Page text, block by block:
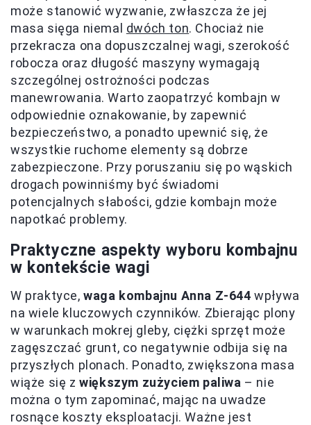
może stanowić wyzwanie, zwłaszcza że jej
masa sięga niemal dwóch ton. Chociaż nie
przekracza ona dopuszczalnej wagi, szerokość
robocza oraz długość maszyny wymagają
szczególnej ostrożności podczas
manewrowania. Warto zaopatrzyć kombajn w
odpowiednie oznakowanie, by zapewnić
bezpieczeństwo, a ponadto upewnić się, że
wszystkie ruchome elementy są dobrze
zabezpieczone. Przy poruszaniu się po wąskich
drogach powinniśmy być świadomi
potencjalnych słabości, gdzie kombajn może
napotkać problemy.
Praktyczne aspekty wyboru kombajnu
w kontekście wagi
W praktyce,waga kombajnu Anna Z-644 wpływa
na wiele kluczowych czynników. Zbierając plony
w warunkach mokrej gleby, ciężki sprzęt może
zagęszczać grunt, co negatywnie odbija się na
przyszłych plonach. Ponadto, zwiększona masa
wiąże się zwiększym zużyciem paliwa – nie
można o tym zapominać, mając na uwadze
rosnące koszty eksploatacji. Ważne jest